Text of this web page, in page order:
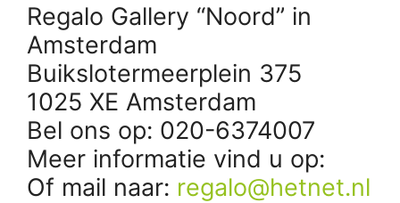
Regalo Gallery “Noord” in
Amsterdam
Buikslotermeerplein 375
1025 XE Amsterdam
Bel ons op: 020-6374007
Meer informatie vind u op:
Of mail naar: regalo@hetnet.nl